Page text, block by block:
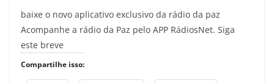
baixe o novo aplicativo exclusivo da rádio da paz
Acompanhe a rádio da Paz pelo APP RádiosNet. Siga
este breve
Compartilhe isso: